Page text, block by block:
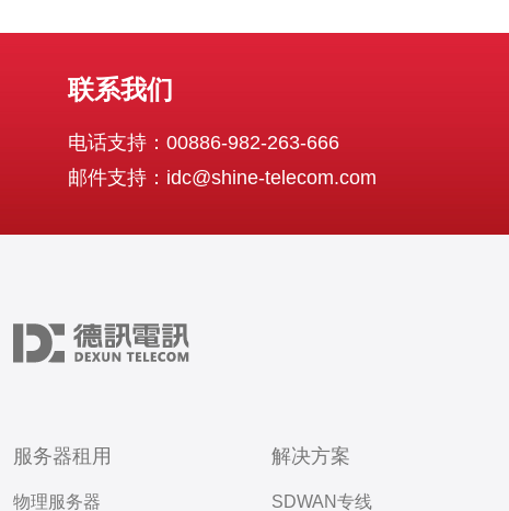
联系我们
电话支持：00886-982-263-666
邮件支持：idc@shine-telecom.com
服务器租用
物理服务器
解决方案
SDWAN专线